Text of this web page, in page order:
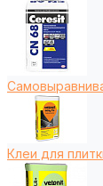
Клеи для